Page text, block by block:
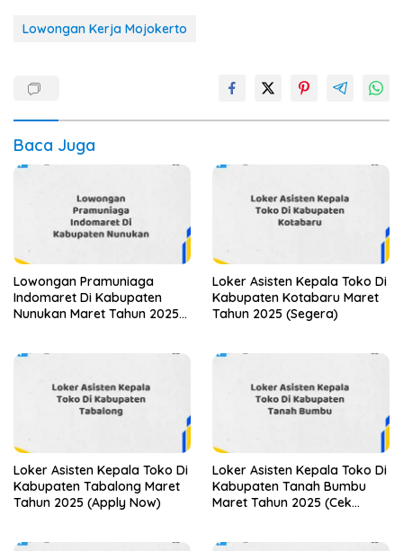
Lowongan Kerja Mojokerto
Baca Juga
Lowongan Pramuniaga
Indomaret Di Kabupaten
Nunukan Maret Tahun 2025
Loker Asisten Kepala Toko Di
Kabupaten Kotabaru Maret
Tahun 2025 (Segera)
Loker Asisten Kepala Toko Di
Kabupaten Tabalong Maret
Tahun 2025 (Apply Now)
Loker Asisten Kepala Toko Di
Kabupaten Tanah Bumbu
Maret Tahun 2025 (Cek